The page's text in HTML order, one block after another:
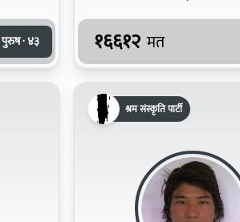
पुरुष · ४३ १६६१२ मत
श्रम संस्कृति पार्टी